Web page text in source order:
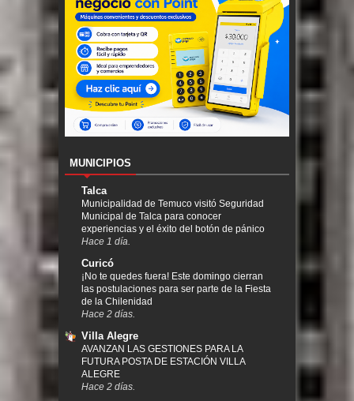
MUNICIPIOS
Talca
Municipalidad de Temuco visitó Seguridad
Municipal de Talca para conocer
experiencias y el éxito del botón de pánico
Hace 1 día.
Curicó
¡No te quedes fuera! Este domingo cierran
las postulaciones para ser parte de la Fiesta
de la Chilenidad
Hace 2 días.
Villa Alegre
AVANZAN LAS GESTIONES PARA LA
FUTURA POSTA DE ESTACIÓN VILLA
ALEGRE
Hace 2 días.